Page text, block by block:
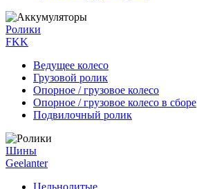
Ролики
FKK
Ведущее колесо
Грузовой ролик
Опорное / грузовое колесо
Опорное / грузовое колесо в сборе
Подвилочный ролик
Шины
Geelanter
Цельнолитые